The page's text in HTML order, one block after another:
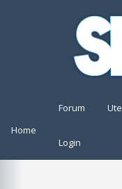
Home
Forum
Login